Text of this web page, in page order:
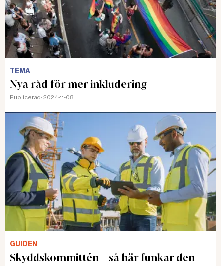
TEMA
Nya råd för mer inkludering
Publicerad: 2024-11-08
GUIDEN
Skyddskommittén – så här funkar den